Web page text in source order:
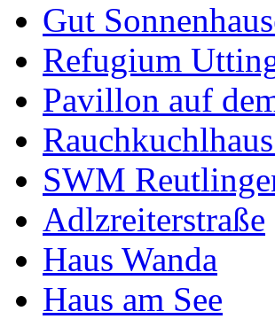
Gut
Refugium
Pavillon auf
SWM
Adlzreiterstraße
Haus Wanda
Haus am See